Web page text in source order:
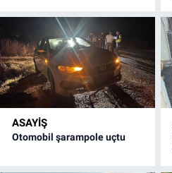
ASAYİŞ
Otomobil şarampole uçtu